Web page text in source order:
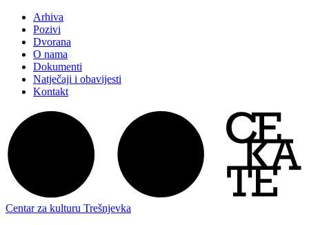
Arhiva
Pozivi
Dvorana
O nama
Dokumenti
Natječaji i obavijesti
Kontakt
Centar za kulturu Trešnjevka